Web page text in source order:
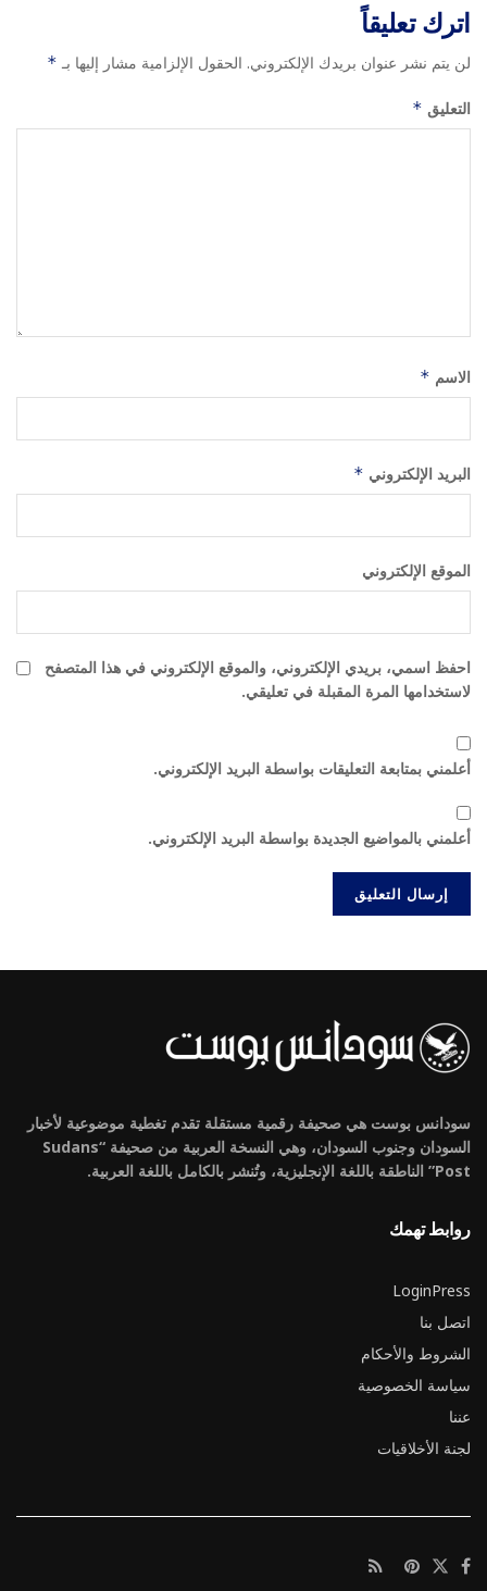
اترك تعليقاً
لن يتم نشر عنوان بريدك الإلكتروني. الحقول الإلزامية مشار إليها بـ *
التعليق *
الاسم *
البريد الإلكتروني *
الموقع الإلكتروني
احفظ اسمي، بريدي الإلكتروني، والموقع الإلكتروني في هذا المتصفح
لاستخدامها المرة المقبلة في تعليقي.
أعلمني بمتابعة التعليقات بواسطة البريد الإلكتروني.
أعلمني بالمواضيع الجديدة بواسطة البريد الإلكتروني.
سودانس بوست هي صحيفة رقمية مستقلة تقدم تغطية موضوعية لأخبار
السودان وجنوب السودان، وهي النسخة العربية من صحيفة “Sudans
Post” الناطقة باللغة الإنجليزية، وتُنشر بالكامل باللغة العربية.
روابط تهمك
LoginPress
اتصل بنا
الشروط والأحكام
سياسة الخصوصية
عننا
لجنة الأخلاقيات